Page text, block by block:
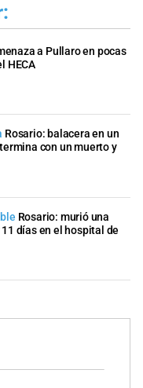
a Pullaro en pocas
HECA
Rosario: balacera en un
con un muerto y
Rosario: murió una
días en el hospital de